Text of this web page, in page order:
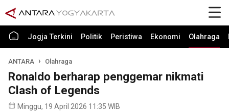
Jogja Terkini Politik Peristiwa Ekonomi Olahraga
ANTARA Olahraga
Ronaldo berharap penggemar nikmati
Clash of Legends
Minggu, 19 April 2026 11:35 WIB